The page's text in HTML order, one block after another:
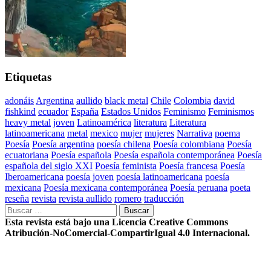
Etiquetas
adonáis Argentina aullido black metal Chile Colombia david
fishkind ecuador España Estados Unidos Feminismo Feminismos
heavy metal joven Latinoamérica literatura Literatura
latinoamericana metal mexico mujer mujeres Narrativa poema
Poesía Poesía argentina poesía chilena Poesía colombiana Poesía
ecuatoriana Poesía española Poesía española contemporánea Poesía
española del siglo XXI Poesía feminista Poesía francesa Poesía
Iberoamericana poesía joven poesía latinoamericana poesía
mexicana Poesía mexicana contemporánea Poesía peruana poeta
reseña revista revista aullido romero traducción
Buscar:
Esta revista está bajo una Licencia Creative Commons
Atribución-NoComercial-CompartirIgual 4.0 Internacional.